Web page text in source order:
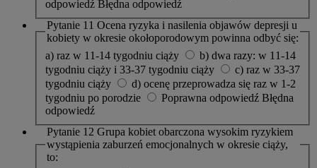
odpowiedź Błędna odpowiedź
Pytanie 11 Ocena ryzyka i nasilenia objawów depresji u
kobiety w okresie okołoporodowym powinna odbyć się:
a) raz w 11-14 tygodniu ciąży
b) dwa razy: w 11-14
tygodniu ciąży i 33-37 tygodniu ciąży
c) raz w 33-37
tygodniu ciąży
d) ocenę przeprowadza się raz w 1-2
tygodniu po porodzie
Poprawna odpowiedź Błędna
odpowiedź
Pytanie 12 Grupa kobiet obarczona wysokim ryzykiem
wystąpienia zaburzeń emocjonalnych w okresie ciąży,
to: